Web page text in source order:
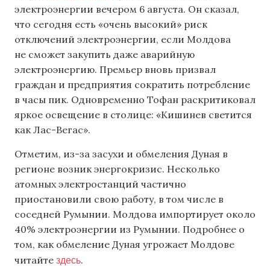
электроэнергии вечером 6 августа. Он сказал,
что сегодня есть «очень высокий» риск
отключений электроэнергии, если Молдова
не сможет закупить даже аварийную
электроэнергию. Премьер вновь призвал
граждан и предприятия сократить потребление
в часы пик. Одновременно Тофан раскритиковал
яркое освещение в столице: «Кишинев светится
как Лас-Вегас».
Отметим, из-за засухи и обмеления Дуная в
регионе возник энергокризис. Несколько
атомных электростанций частично
приостановили свою работу, в том числе в
соседней Румынии. Молдова импортирует около
40% электроэнергии из Румынии. Подробнее о
том, как обмеление Дуная угрожает Молдове
читайте здесь.